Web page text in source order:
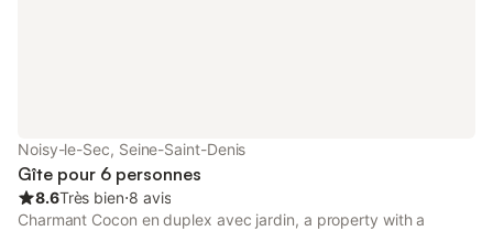
Noisy-le-Sec, Seine-Saint-Denis
Gîte pour 6 personnes
8.6Très bien⋅8 avis
Charmant Cocon en duplex avec jardin, a property with a